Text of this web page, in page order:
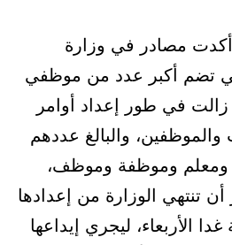
مصادر في وزارة
تضم أكبر عدد من موظفي
زالت في طور إعداد أوامر
والبالغ عددهم
ومعلم وموظفة وموظف،
تنتهي الوزارة من إعدادها
غدا الأربعاء، ليجري إيداعها